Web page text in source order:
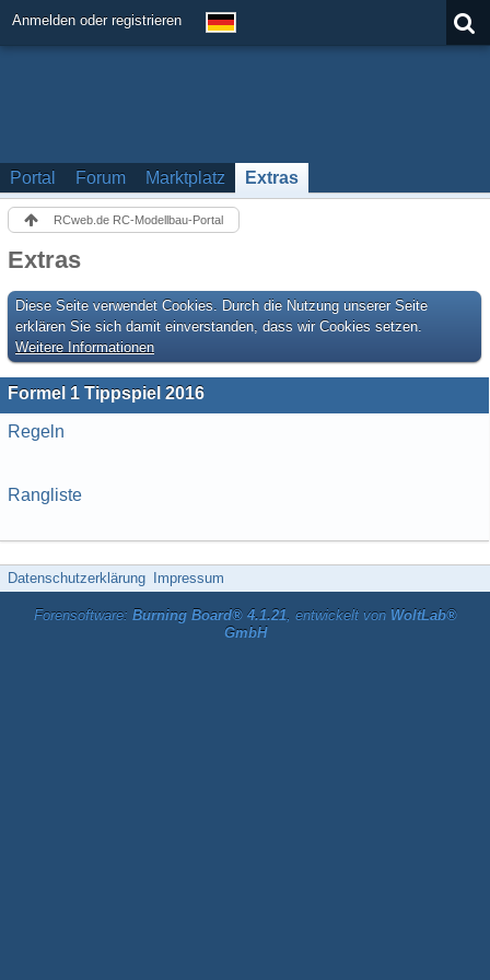
Anmelden oder registrieren
Portal Forum Marktplatz Extras
RCweb.de RC-Modellbau-Portal
Extras
Diese Seite verwendet Cookies. Durch die Nutzung unserer Seite
erklären Sie sich damit einverstanden, dass wir Cookies setzen.
Weitere Informationen
Formel 1 Tippspiel 2016
Regeln
Rangliste
Datenschutzerklärung Impressum
Forensoftware: Burning Board® 4.1.21, entwickelt von WoltLab®
GmbH